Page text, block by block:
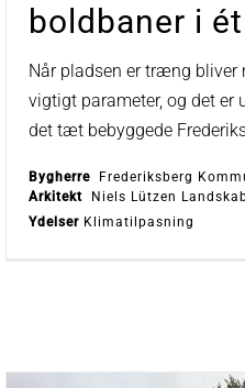
boldbaner i ét
Når pladsen er træng
vigtigt parameter, og det
det tæt bebyggede
BygherreFrederiksberg
ArkitektNiels Lützen
YdelserKlimatilpasning